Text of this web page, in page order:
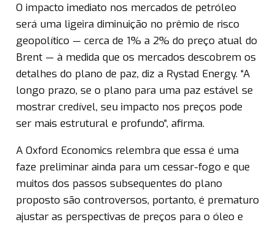
O impacto imediato nos mercados de petróleo
será uma ligeira diminuição no prêmio de risco
geopolítico — cerca de 1% a 2% do preço atual do
Brent — à medida que os mercados descobrem os
detalhes do plano de paz, diz a Rystad Energy. “A
longo prazo, se o plano para uma paz estável se
mostrar credível, seu impacto nos preços pode
ser mais estrutural e profundo”, afirma.
A Oxford Economics relembra que essa é uma
faze preliminar ainda para um cessar-fogo e que
muitos dos passos subsequentes do plano
proposto são controversos, portanto, é prematuro
ajustar as perspectivas de preços para o óleo e